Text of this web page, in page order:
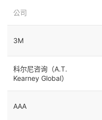
公司
3M
科尔尼咨询（A.T.
Kearney Global）
AAA